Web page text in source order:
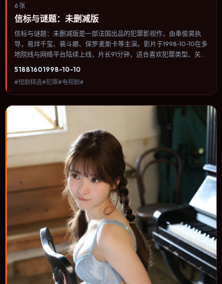
6 张
信标与谜题：未删减版
信标与谜题：未删减版是一部法国出品的犯罪影视作，由奉俊昊执
导，易烊千玺、裴斗娜、保罗·麦斯卡等主演。影片于1998-10-10在多
地院线与网络平台陆续上线，片长91分钟，适合喜欢犯罪类型、关注
奏与视听语言统一，可作为休闲观影或类型片补片的选择。
51881601998-10-10
#短剧精选#犯罪#电视剧#